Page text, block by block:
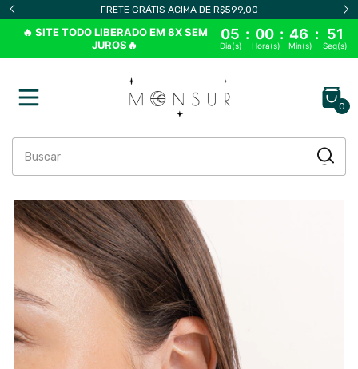
FRETE GRÁTIS ACIMA DE R$599,00
🔥 SITE TODO LIBERADO EM 8X SEM
JUROS🔥
05 : 00 : 46 : 50
Dia(s) Hora(s) Min(s) Seg(s)
0